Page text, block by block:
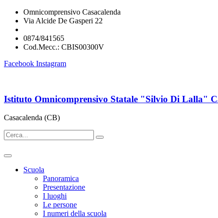
Omnicomprensivo Casacalenda
Via Alcide De Gasperi 22
0874/841565
Cod.Mecc.: CBIS00300V
Facebook Instagram
Istituto Omnicomprensivo Statale "Silvio Di Lalla"
Casacalenda (CB)
Scuola
Panoramica
Presentazione
I luoghi
Le persone
I numeri della scuola